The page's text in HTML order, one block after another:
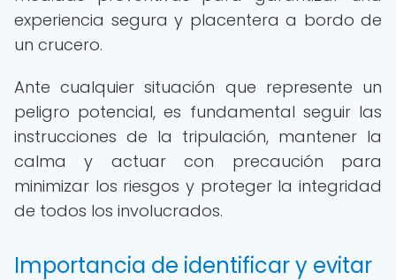
experiencia segura y placentera a bordo de
un crucero.
Ante cualquier situación que represente un
peligro potencial, es fundamental seguir las
instrucciones de la tripulación, mantener la
calma y actuar con precaución para
minimizar los riesgos y proteger la integridad
de todos los involucrados.
Importancia de identificar y evitar